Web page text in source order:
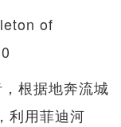
of
根据地奔流城
利用菲迪河